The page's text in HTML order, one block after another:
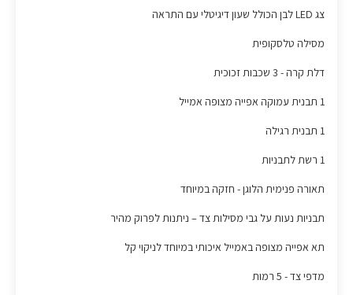
צג LED לבן הכולל שעון דיגיטלי עם התראה
מסילה טלסקופית
דלת קרה - 3 שכבות זכוכית
1 תבנית עמוקה אפייה מצופה אמייל
1 תבנית רגילה
1 רשת לתבניות
תאורה פנימית הלוגן - חזקה במיוחד
תבניות נעות על גבי מסילות צד – ניתנות לפרוק מהיר
תא אפייה מצופה באמייל איכותי במיוחד לניקוי קל
מדפי צד - 5 רמות